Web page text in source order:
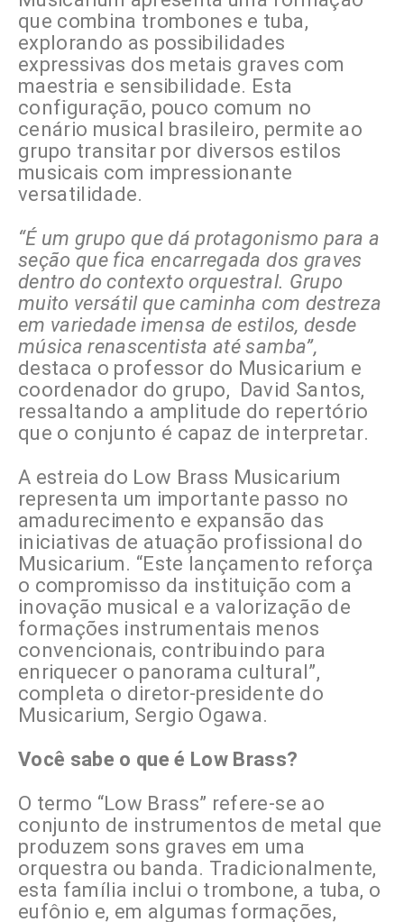
que combina trombones e tuba,
explorando as possibilidades
expressivas dos metais graves com
maestria e sensibilidade. Esta
configuração, pouco comum no
cenário musical brasileiro, permite ao
grupo transitar por diversos estilos
musicais com impressionante
versatilidade.
“É um grupo que dá protagonismo para a
seção que fica encarregada dos graves
dentro do contexto orquestral. Grupo
muito versátil que caminha com destreza
em variedade imensa de estilos, desde
música renascentista até samba”,
destaca o professor do Musicarium e
coordenador do grupo, David Santos,
ressaltando a amplitude do repertório
que o conjunto é capaz de interpretar.
A estreia do Low Brass Musicarium
representa um importante passo no
amadurecimento e expansão das
iniciativas de atuação profissional do
Musicarium. “Este lançamento reforça
o compromisso da instituição com a
inovação musical e a valorização de
formações instrumentais menos
convencionais, contribuindo para
enriquecer o panorama cultural”,
completa o diretor-presidente do
Musicarium, Sergio Ogawa.
Você sabe o que é Low Brass?
O termo “Low Brass” refere-se ao
conjunto de instrumentos de metal que
produzem sons graves em uma
orquestra ou banda. Tradicionalmente,
esta família inclui o trombone, a tuba, o
eufônio e, em algumas formações,